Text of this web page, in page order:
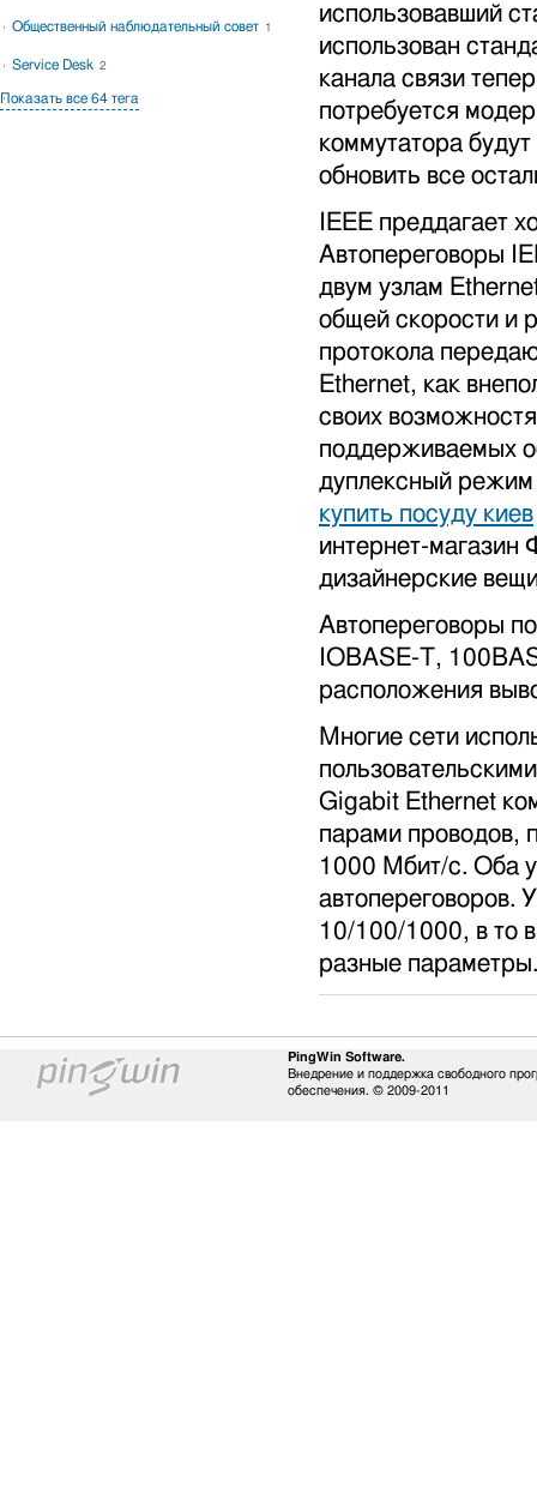
использовавший
использован
канала связи
потребуется
коммутатора
обновить все
IEEE преддагает
Автопереговоры
двум узлам
общей скорости и
протокола
Ethernet, как
своих
поддерживаемых
дуплексный режим
купить посуду киев
интернет-
дизайнерские
Автопереговоры
IOBASE-T,
расположения
Многие сети
Gigabit Ethernet
парами проводов,
1000 Мбит/с. Оба
автопереговоров.
10/100/1000, в то
разные параметры.
Общественный наблюдательный совет 1
Service Desk 2
Показать все 64 тега
PingWin Software.
Внедрение и поддержка свободного
обеспечения. © 2009-2011